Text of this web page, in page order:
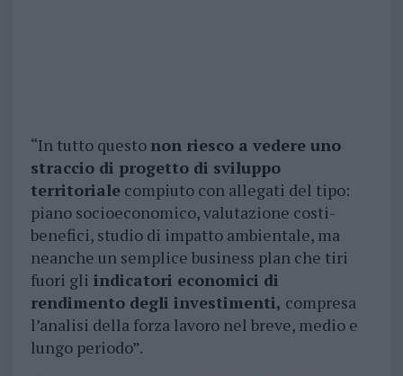
“In tutto questo non riesco a vedere uno
straccio di progetto di sviluppo
territorialecompiuto con allegati del tipo:
piano socioeconomico, valutazione costi-
benefici, studio di impatto ambientale, ma
neanche un semplice business plan che tiri
fuori gli indicatori economici di
rendimento degli investimenti, compresa
l’analisi della forza lavoro nel breve, medio e
lungo periodo”.